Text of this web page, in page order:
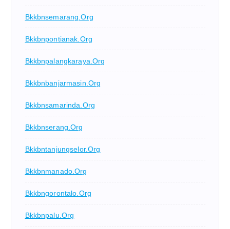
Bkkbnsemarang.org
Bkkbnpontianak.org
Bkkbnpalangkaraya.org
Bkkbnbanjarmasin.org
Bkkbnsamarinda.org
Bkkbnserang.org
Bkkbntanjungselor.org
Bkkbnmanado.org
Bkkbngorontalo.org
Bkkbnpalu.org